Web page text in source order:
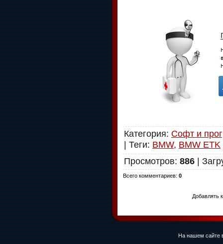
Категория: Софт и
| Теги: BMW, BMW ETK
Просмотров: 886 |
Всего комментариев: 0
Добавлять
На нашем сайте